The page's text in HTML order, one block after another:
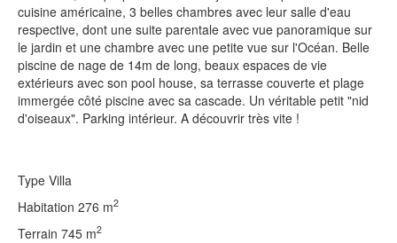
cuisine américaine, 3 belles chambres avec leur salle d'eau
respective, dont une suite parentale avec vue panoramique sur
le jardin et une chambre avec une petite vue sur l'Océan. Belle
piscine de nage de 14m de long, beaux espaces de vie
extérieurs avec son pool house, sa terrasse couverte et plage
immergée côté piscine avec sa cascade. Un véritable petit "nid
d'oiseaux". Parking intérieur. A découvrir très vite !
Type Villa
Habitation 276 m2
Terrain 745 m2